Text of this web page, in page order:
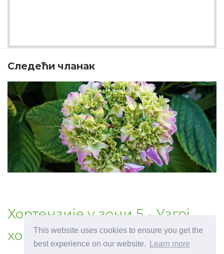
This website uses cookies to ensure you get the
best experience on our website.
Learn more
Следећи чланак
Хортензије у зони 5 - Узгој
хортензија у вртовима зоне 5